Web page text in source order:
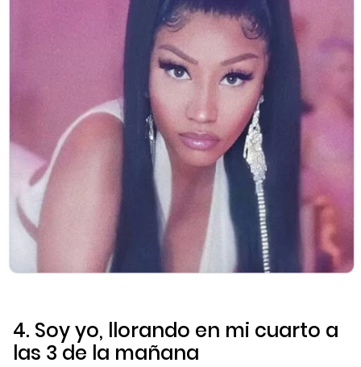
4. Soy yo, llorando en mi cuarto a
las 3 de la mañana